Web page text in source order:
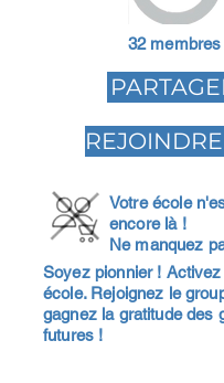
32 membres
Votre école
encore là !
Ne manquez
Soyez pionnier !
école. Rejoignez le
gagnez la gratitude des
futures !